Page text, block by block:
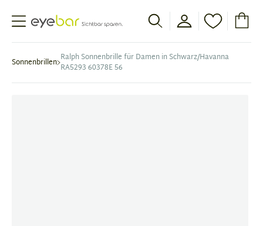
Abele Optic
Sonnenbrillen Ralph Sonnenbrille für Damen in Schwarz/Havanna
RA5293 60378E 56